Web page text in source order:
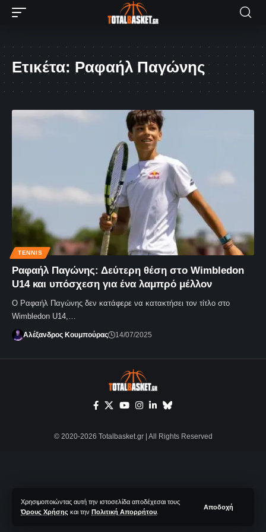
Χρησιμοποιώντας αυτή την ιστοσελίδα αποδέχεσαι τους
Όρους Χρήσης και την Πολιτική Απορρήτου
Αποδοχή
Ετικέτα: Ραφαήλ Παγώνης
TENNIS
Ραφαήλ Παγώνης: Δεύτερη θέση στο Wimbledon
U14 και υπόσχεση για ένα λαμπρό μέλλον
Ο Ραφαήλ Παγώνης δεν κατάφερε να κατακτήσει τον τίτλο στο
Wimbledon U14,…
Αλέξανδρος Κουμπούρας 14/07/2025
© 2020-2026 Totalbasket.gr | All Rights Reserved